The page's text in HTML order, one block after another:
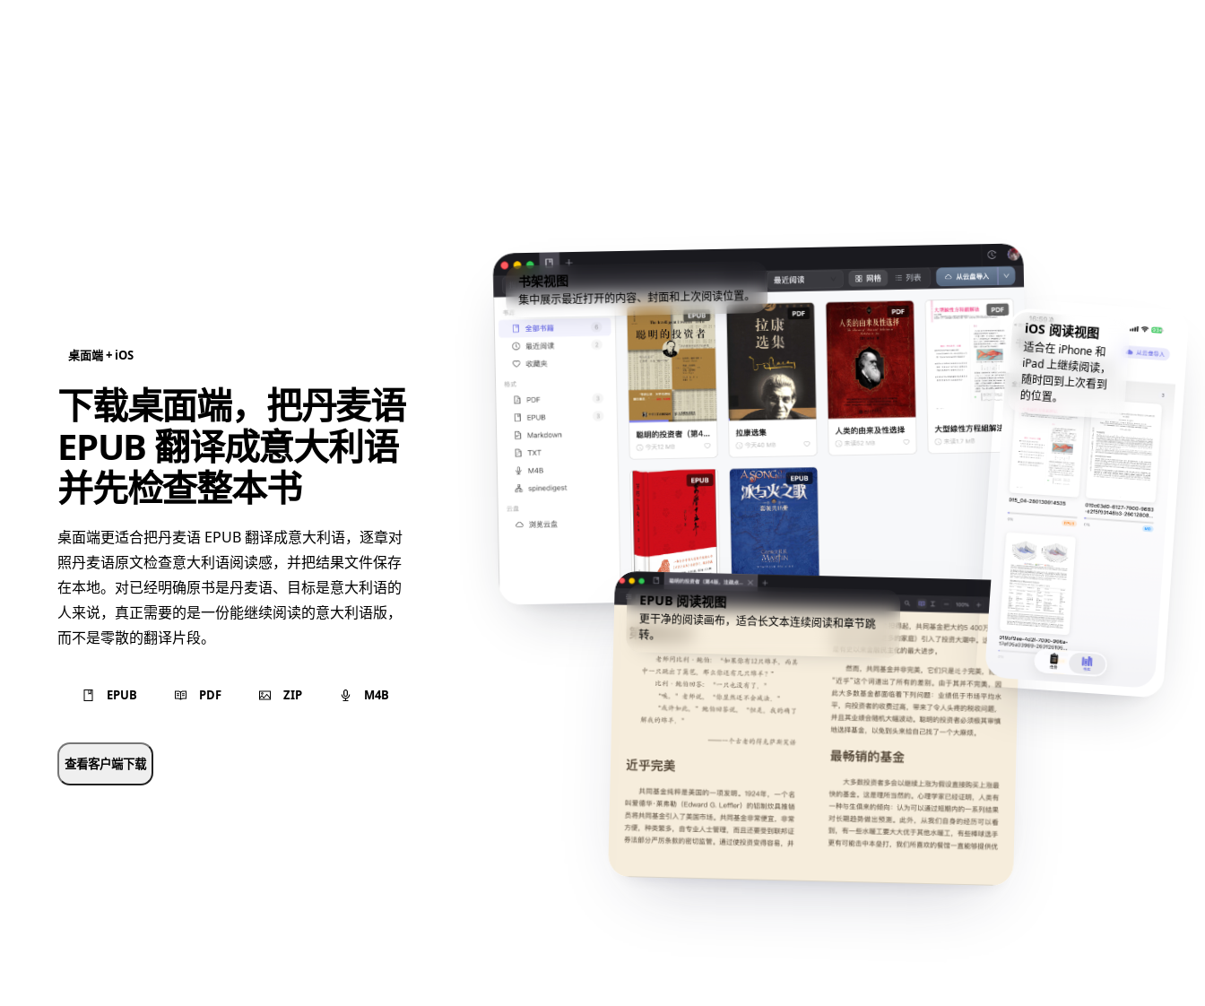
桌面端 + iOS
下载桌面端，把丹麦语
EPUB 翻译成意大利语
并先检查整本书
桌面端更适合把丹麦语 EPUB 翻译成意大利语，逐章对
照丹麦语原文检查意大利语阅读感，并把结果文件保存
在本地。对已经明确原书是丹麦语、目标是意大利语的
人来说，真正需要的是一份能继续阅读的意大利语版，
而不是零散的翻译片段。
EPUB PDF ZIP M4B
查看客户端下载
书架视图
集中展示最近打开的内容、封面和上次阅读位置。
EPUB 阅读视图
更干净的阅读画布，适合长文本连续阅读和章节跳
转。
iOS 阅读视图
适合在 iPhone 和
iPad 上继续阅读，
随时回到上次看到
的位置。